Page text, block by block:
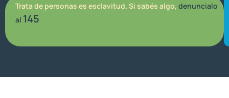
Trata de personas es esclavitud. Si sabés algo, denuncialo
al 145